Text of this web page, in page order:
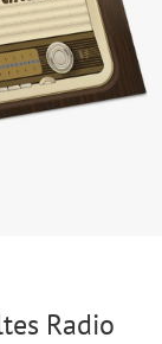
Radio